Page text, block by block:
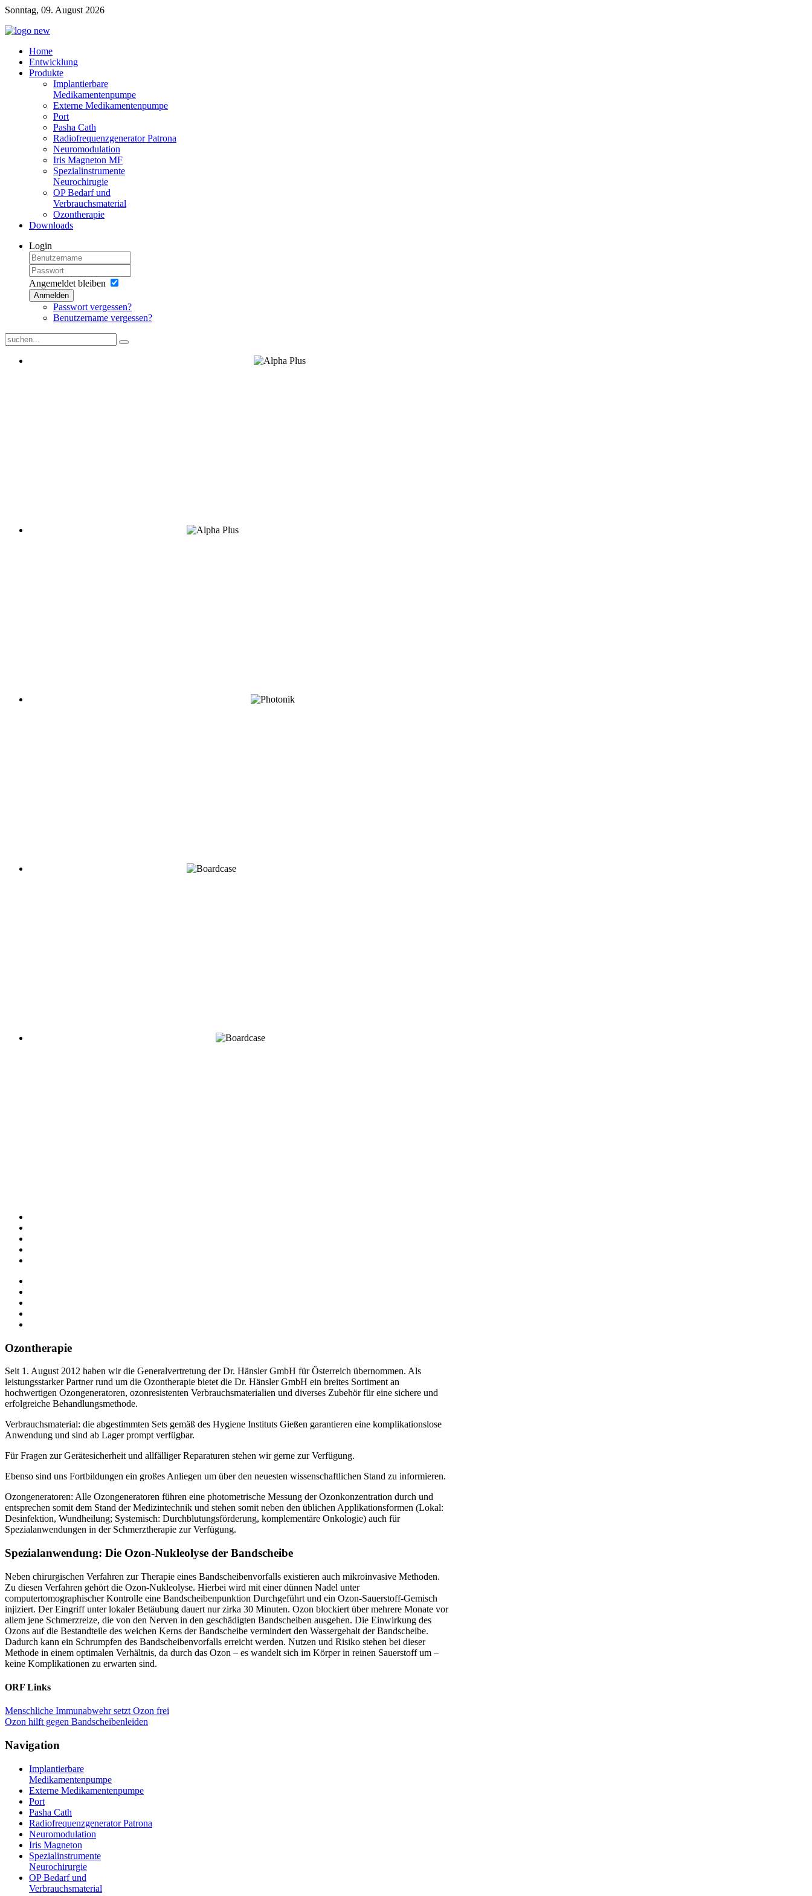
Sonntag, 09. August 2026
Home
Entwicklung
Produkte
Implantierbare
Medikamentenpumpe
Externe Medikamentenpumpe
Port
Pasha Cath
Radiofrequenzgenerator Patrona
Neuromodulation
Iris Magneton MF
Spezialinstrumente
Neurochirugie
OP Bedarf und
Verbrauchsmaterial
Ozontherapie
Downloads
Login
Angemeldet bleiben
Anmelden
Passwort vergessen?
Benutzername vergessen?
Ozontherapie
Seit 1. August 2012 haben wir die Generalvertretung der Dr. Hänsler GmbH für Österreich übernommen. Als
leistungsstarker Partner rund um die Ozontherapie bietet die Dr. Hänsler GmbH ein breites Sortiment an
hochwertigen Ozongeneratoren, ozonresistenten Verbrauchsmaterialien und diverses Zubehör für eine sichere und
erfolgreiche Behandlungsmethode.
Verbrauchsmaterial: die abgestimmten Sets gemäß des Hygiene Instituts Gießen garantieren eine komplikationslose
Anwendung und sind ab Lager prompt verfügbar.
Für Fragen zur Gerätesicherheit und allfälliger Reparaturen stehen wir gerne zur Verfügung.
Ebenso sind uns Fortbildungen ein großes Anliegen um über den neuesten wissenschaftlichen Stand zu informieren.
Ozongeneratoren: Alle Ozongeneratoren führen eine photometrische Messung der Ozonkonzentration durch und
entsprechen somit dem Stand der Medizintechnik und stehen somit neben den üblichen Applikationsformen (Lokal:
Desinfektion, Wundheilung; Systemisch: Durchblutungsförderung, komplementäre Onkologie) auch für
Spezialanwendungen in der Schmerztherapie zur Verfügung.
Spezialanwendung: Die Ozon-Nukleolyse der Bandscheibe
Neben chirurgischen Verfahren zur Therapie eines Bandscheibenvorfalls existieren auch mikroinvasive Methoden.
Zu diesen Verfahren gehört die Ozon-Nukleolyse. Hierbei wird mit einer dünnen Nadel unter
computertomographischer Kontrolle eine Bandscheibenpunktion Durchgeführt und ein Ozon-Sauerstoff-Gemisch
injiziert. Der Eingriff unter lokaler Betäubung dauert nur zirka 30 Minuten. Ozon blockiert über mehrere Monate vor
allem jene Schmerzreize, die von den Nerven in den geschädigten Bandscheiben ausgehen. Die Einwirkung des
Ozons auf die Bestandteile des weichen Kerns der Bandscheibe vermindert den Wassergehalt der Bandscheibe.
Dadurch kann ein Schrumpfen des Bandscheibenvorfalls erreicht werden. Nutzen und Risiko stehen bei dieser
Methode in einem optimalen Verhältnis, da durch das Ozon – es wandelt sich im Körper in reinen Sauerstoff um –
keine Komplikationen zu erwarten sind.
ORF Links
Menschliche Immunabwehr setzt Ozon frei
Ozon hilft gegen Bandscheibenleiden
Navigation
Implantierbare
Medikamentenpumpe
Externe Medikamentenpumpe
Port
Pasha Cath
Radiofrequenzgenerator Patrona
Neuromodulation
Iris Magneton
Spezialinstrumente
Neurochirurgie
OP Bedarf und
Verbrauchsmaterial